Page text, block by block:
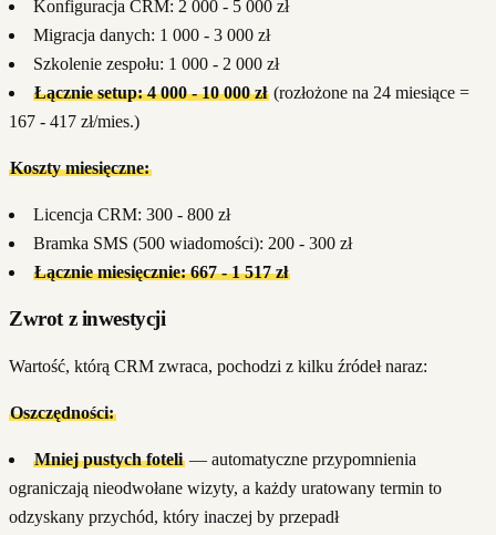
Konfiguracja CRM: 2 000 - 5 000 zł
Migracja danych: 1 000 - 3 000 zł
Szkolenie zespołu: 1 000 - 2 000 zł
Łącznie setup: 4 000 - 10 000 zł(rozłożone na 24 miesiące =
167 - 417 zł/mies.)
Koszty miesięczne:
Licencja CRM: 300 - 800 zł
Bramka SMS (500 wiadomości): 200 - 300 zł
Łącznie miesięcznie: 667 - 1 517 zł
Zwrot z inwestycji
Wartość, którą CRM zwraca, pochodzi z kilku źródeł naraz:
Oszczędności:
Mniej pustych foteli— automatyczne przypomnienia
ograniczają nieodwołane wizyty, a każdy uratowany termin to
odzyskany przychód, który inaczej by przepadł